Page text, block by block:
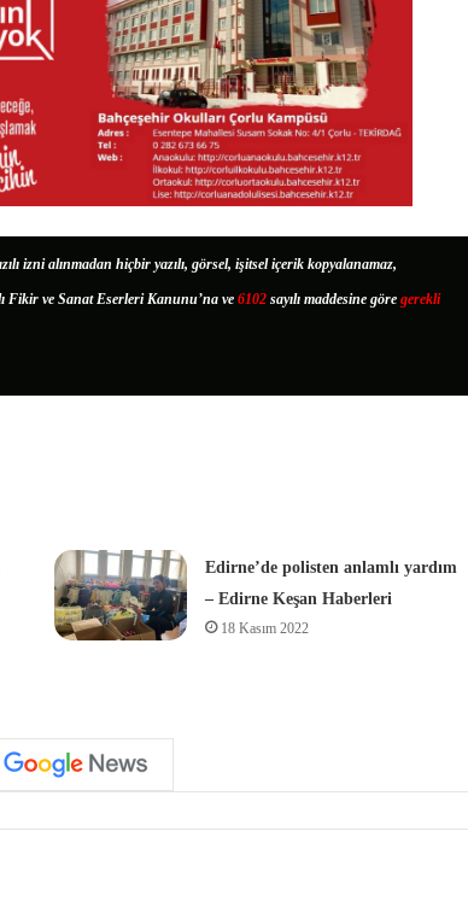
izni alınmadan hiçbir yazılı, görsel, işitsel içerik kopyalanamaz,
Fikir ve Sanat Eserleri Kanunu’na ve 6102 sayılı maddesine göre gerekli
Edirne’de polisten anlamlı yardım
– Edirne Keşan Haberleri
18 Kasım 2022